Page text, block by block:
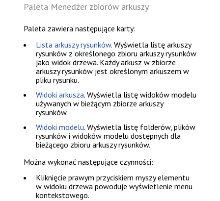
Paleta Menedżer zbiorów arkuszy
Paleta zawiera następujące karty:
Lista arkuszy rysunków. Wyświetla listę arkuszy
rysunków z określonego zbioru arkuszy rysunków
jako widok drzewa. Każdy arkusz w zbiorze
arkuszy rysunków jest określonym arkuszem w
pliku rysunku.
Widoki arkusza. Wyświetla listę widoków modelu
używanych w bieżącym zbiorze arkuszy
rysunków.
Widoki modelu. Wyświetla listę folderów, plików
rysunków i widoków modelu dostępnych dla
bieżącego zbioru arkuszy rysunków.
Można wykonać następujące czynności:
Kliknięcie prawym przyciskiem myszy elementu
w widoku drzewa powoduje wyświetlenie menu
kontekstowego.